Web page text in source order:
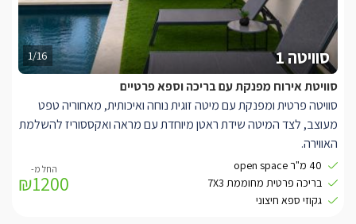
1/16 סוויטה 1
סוויטת אירוח מפנקת עם בריכה וספא פרטיים
סוויטה פרטית ומפנקת עם מיטה זוגית נוחה ואיכותית, מאחוריה טפט
מעוצב, לצד המיטה שידת ראטן מיוחדת עם מראה ואקססוריז להשלמת
האווירה.
למול המיטה סלון ישיבה גדול הנפתח ללינת ילד (עד גיל 12).
מטבחון בגווני שחור בשילוב עץ עם פינת קפה ותה, מיני בר, מכונת
קפה, ועוד.
40 מ"ר open space
בריכה פרטית מחוממת 7X3
גקוזי ספא חיצוני
₪1200